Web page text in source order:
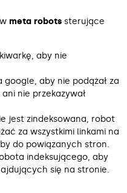
meta robots sterujące
aby nie
aby nie podążał za
nie przekazywał
jest zindeksowana, robot
za wszystkimi linkami na
do powiązanych stron.
indeksującego, aby
się na stronie.